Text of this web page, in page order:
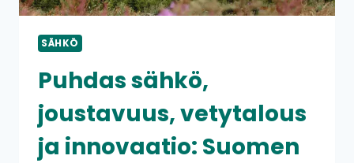
SÄHKÖ
Puhdas sähkö,
joustavuus, vety­talous
ja innovaatio: Suomen